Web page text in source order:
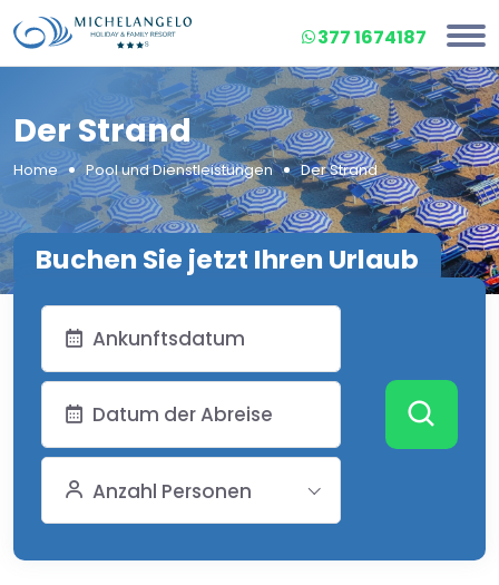
377 1674187
Der Strand
Home Pool und Dienstleistungen Der Strand
Buchen Sie jetzt Ihren Urlaub
Anzahl Personen